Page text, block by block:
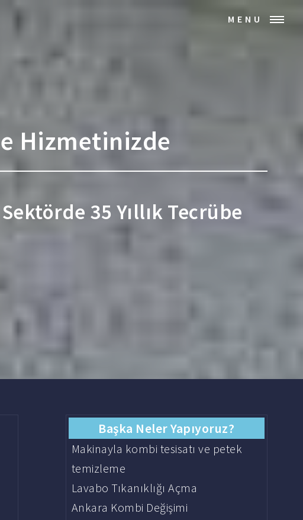
MENU
Hizmetinizde
35 Yıllık Tecrübe
Başka Neler Yapıyoruz?
Makinayla kombi tesisatı ve petek
temizleme
Lavabo Tıkanıklığı Açma
Ankara Kombi Değişimi